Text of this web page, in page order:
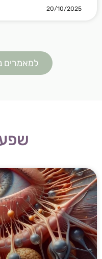
20/10/2025
למאמרים